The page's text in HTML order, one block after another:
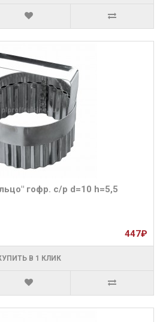
гофр. с/р d=10 h=5,5
447₽
В 1 КЛИК